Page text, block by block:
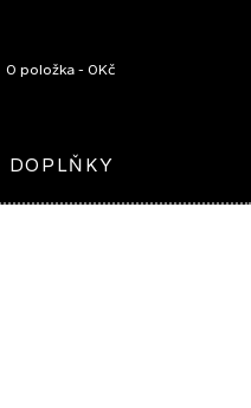
0 položka - 0Kč
DOPLŇKY